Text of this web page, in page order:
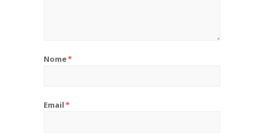
Nome*
Email*